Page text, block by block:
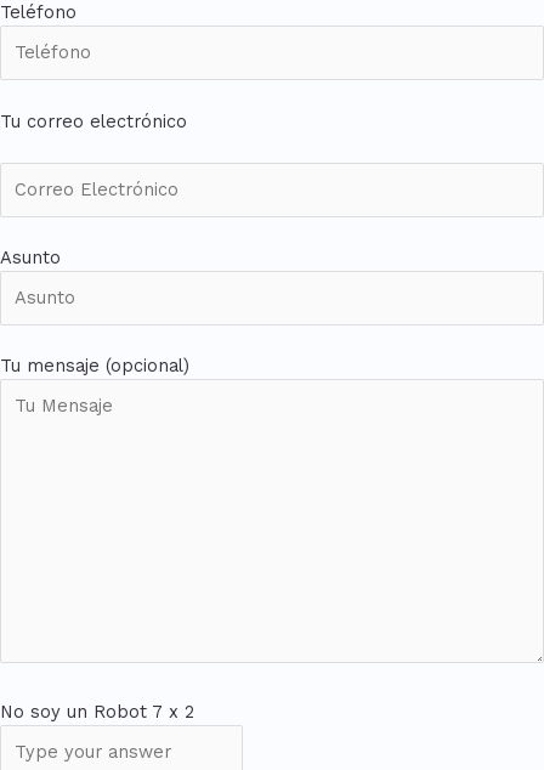
Teléfono
Tu correo electrónico
Asunto
Tu mensaje (opcional)
No soy un Robot 7 x 2